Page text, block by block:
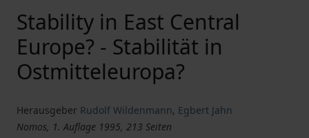
Stability in East Central
Europe? - Stabilität in
Ostmitteleuropa?
Herausgeber Rudolf Wildenmann, Egbert Jahn
Nomos, 1. Auflage 1995, 213 Seiten